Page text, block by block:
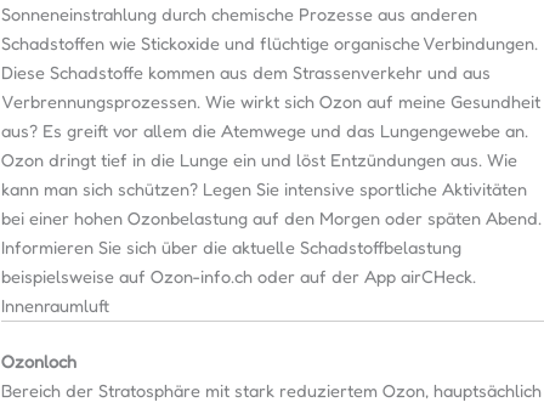
Sonneneinstrahlung durch chemische Prozesse aus anderen
Schadstoffen wie Stickoxide und flüchtige organische Verbindungen.
Diese Schadstoffe kommen aus dem Strassenverkehr und aus
Verbrennungsprozessen. Wie wirkt sich Ozon auf meine Gesundheit
aus? Es greift vor allem die Atemwege und das Lungengewebe an.
Ozon dringt tief in die Lunge ein und löst Entzündungen aus. Wie
kann man sich schützen? Legen Sie intensive sportliche Aktivitäten
bei einer hohen Ozonbelastung auf den Morgen oder späten Abend.
Informieren Sie sich über die aktuelle Schadstoffbelastung
beispielsweise auf Ozon-info.ch oder auf der App airCHeck.
Innenraumluft
Ozonloch
Bereich der Stratosphäre mit stark reduziertem Ozon, hauptsächlich